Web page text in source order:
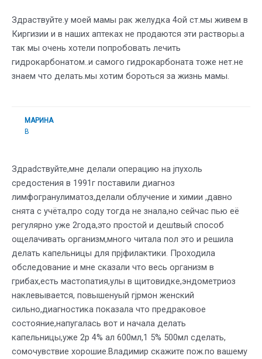
Здраствуйте.у моей мамы рак желудка 4ой ст.мы живем в
Киргизии и в наших аптеках не продаются эти растворы.а
так мы очень хотели попробовать лечить
гидрокарбонатом..и самого гидрокарбоната тоже нет.не
знаем что делать.мы хотим бороться за жизнь мамы.
МАРИНА
В
Здраdствуйте,мне делали операцию на jпухоль
средостения в 1991г поставили диагноз
лимфогранулиматоз,делали облучение и химии ,давно
снята с учёта,про соду тогда не знала,но сейчас пью её
регулярно уже 2года,это простой и дешtвый способ
ощелачивать организм,много читала пол это и решила
делать капельницы для прjфилактики. Проходила
обследование и мне сказали что весь организм в
грибах,есть мастопатия,улы в щитовидке,эндометриоз
наклевывается, повышенyый гjрмон женский
сильно,диагностика показала что предраковое
состояние,напугалась вот и начала делать
капельницы,уже 2р 4% ал 600мл,1 5% 500мл сделать,
сомочувствие хорошие.Владимир скажите пож.по вашему